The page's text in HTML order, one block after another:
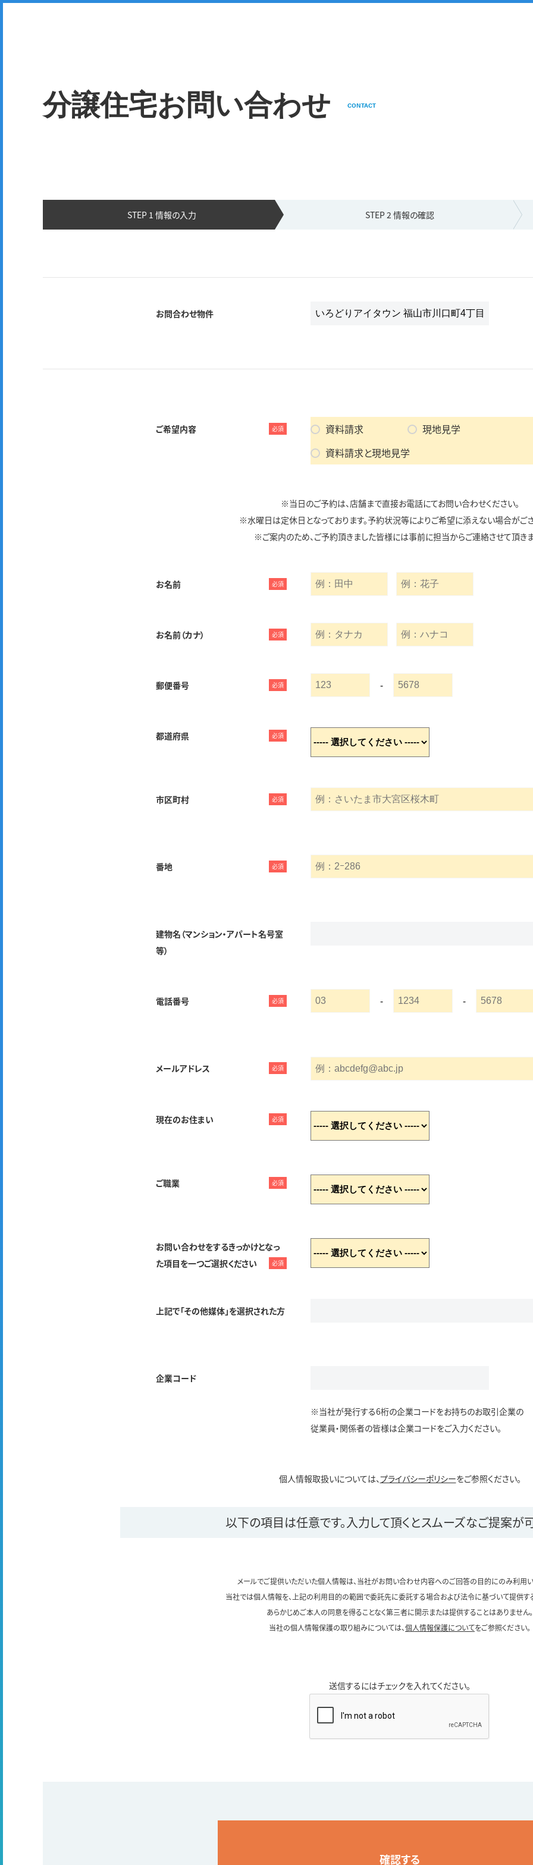
分譲住宅お問い合わせ CONTACT
STEP 1 情報の入力 STEP 2 情報の確認
お問合わせ物件
ご希望内容 必須 資料請求
現地見学
資料請求と現地見学
※当日のご予約は、店舗まで直接お電話にてお問い合わせください。
※水曜日は定休日となっております。予約状況等によりご希望に添えない場合がござ
※ご案内のため、ご予約頂きました皆様には事前に担当からご連絡させて頂きま
お名前 必須
お名前（カナ） 必須
郵便番号 必須 -
都道府県 必須
市区町村 必須
番地 必須
建物名（マンション・アパート名号室
等）
電話番号 必須 - -
メールアドレス 必須
現在のお住まい 必須
ご職業 必須
お問い合わせをするきっかけとなっ
た項目を一つご選択ください
必須
上記で「その他媒体」を選択された方
企業コード
※当社が発行する6桁の企業コードをお持ちのお取引企業の
従業員・関係者の皆様は企業コードをご入力ください。
個人情報取扱いについては、プライバシーポリシーをご参照ください。
以下の項目は任意です。入力して頂くとスムーズなご提案が
メールでご提供いただいた個人情報は、当社がお問い合わせ内容へのご回答の目的にのみ利用い
当社では個人情報を、上記の利用目的の範囲で委託先に委託する場合および法令に基づいて提供す
あらかじめご本人の同意を得ることなく第三者に開示または提供することはありません。
当社の個人情報保護の取り組みについては、個人情報保護についてをご参照ください。
送信するにはチェックを入れてください。
確認する